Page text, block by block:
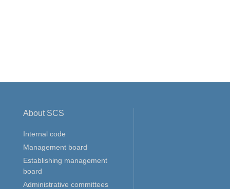
About SCS
Internal code
Management board
Establishing management
board
Administrative committees